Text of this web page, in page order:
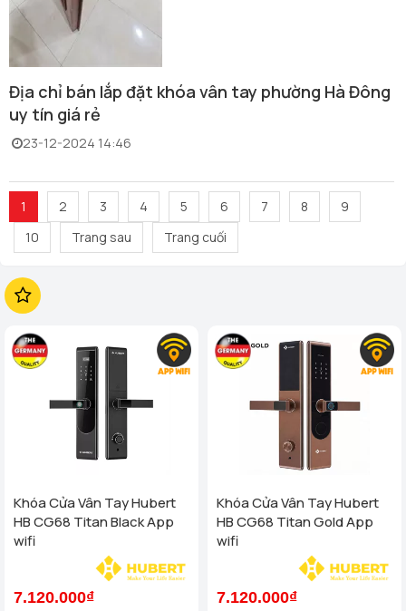
Địa chỉ bán lắp đặt khóa vân tay phường Hà Đông
uy tín giá rẻ
23-12-2024 14:46
1 2 3 4 5 6 7 8
9
10
Trang sau Trang cuối
Khóa Cửa Vân Tay Hubert
HB CG68 Titan Black App
wifi
7.120.000₫
Khóa Cửa Vân Tay Hubert
HB CG68 Titan Gold App
wifi
7.120.000₫